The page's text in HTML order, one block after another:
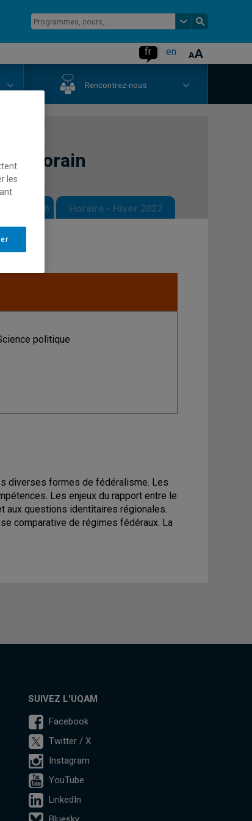
fr en
Rencontrez-nous
2026 Horaire - Hiver 2027
politique
diverses formes de fédéralisme. Les
Les enjeux du rapport entre le
aux questions identitaires régionales.
comparative de régimes fédéraux. La
SUIVEZ L'UQAM
Facebook
Twitter / X
Instagram
YouTube
LinkedIn
les